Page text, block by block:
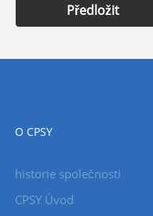
Předložit
O CPSY
historie společnosti
CPSY Úvod